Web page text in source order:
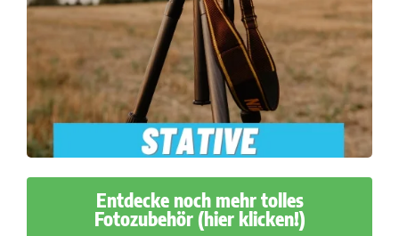
Entdecke noch mehr tolles
Fotozubehör (hier klicken!)